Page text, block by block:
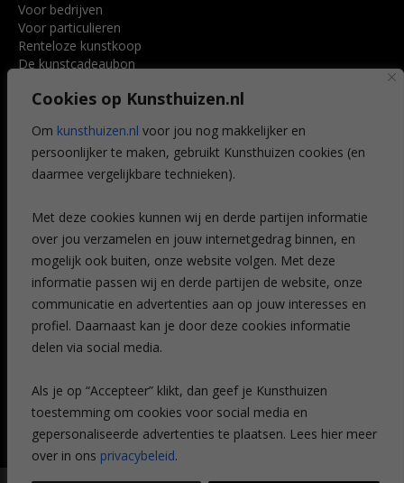
Cookies op Kunsthuizen.nl
Om kunsthuizen.nl voor jou nog makkelijker en
persoonlijker te maken, gebruikt Kunsthuizen cookies (en
daarmee vergelijkbare technieken).
Met deze cookies kunnen wij en derde partijen informatie
over jou verzamelen en jouw internetgedrag binnen, en
mogelijk ook buiten, onze website volgen. Met deze
informatie passen wij en derde partijen de website, onze
communicatie en advertenties aan op jouw interesses en
profiel. Daarnaast kan je door deze cookies informatie
delen via social media.
Als je op “Accepteer” klikt, dan geef je Kunsthuizen
toestemming om cookies voor social media en
gepersonaliseerde advertenties te plaatsen. Lees hier meer
over in ons privacybeleid.
Voor bedrijven
Voor particulieren
Renteloze kunstkoop
De kunstcadeaubon
Voordelen
Veelgestelde vragen
CONTACT
Leiden
Amsterdam
Breda
Favorieten
Mijn art alert
NIEUWSBRIEF